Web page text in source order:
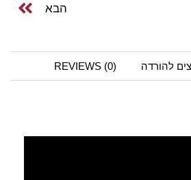
הבא
להורדה REVIEWS (0)